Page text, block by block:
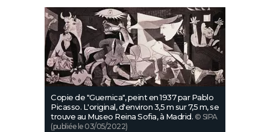
Copie de "Guernica", peint en 1937 par Pablo
Picasso. L'original, d'environ 3,5 m sur 7,5 m, se
trouve au Museo Reina Sofia, à Madrid. © SIPA
(publiée le 03/05/2022)